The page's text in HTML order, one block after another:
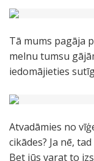
Tā mums pagāja
melnu tumsu
iedomājieties
Atvadāmies no
cikādes? Ja nē,
Bet jūs varat to